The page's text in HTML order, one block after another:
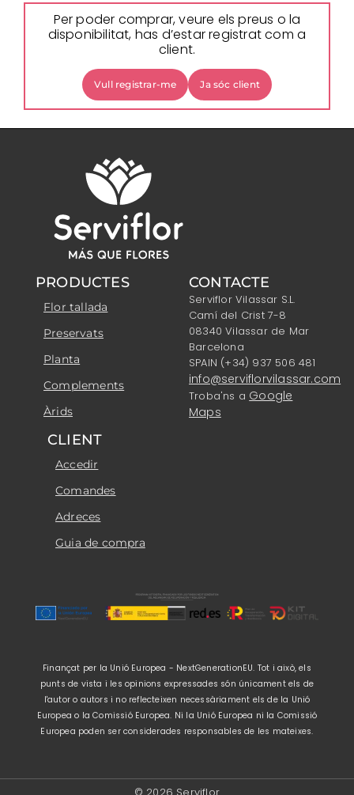
Per poder comprar, veure els preus o la
disponibilitat, has d’estar registrat com a
client.
Vull registrar-me Ja sóc client
PRODUCTES
Flor tallada
Preservats
Planta
Complements
Àrids
CONTACTE
Serviflor Vilassar S.L.
Camí del Crist 7-8
08340 Vilassar de Mar
Barcelona
SPAIN (+34) 937 506 481
info@serviflorvilassar.com
Troba'ns a Google
Maps
CLIENT
Accedir
Comandes
Adreces
Guia de compra
Finançat per la Unió Europea - NextGenerationEU. Tot i això, els
punts de vista i les opinions expressades són únicament els de
l'autor o autors i no reflecteixen necessàriament els de la Unió
Europea o la Comissió Europea. Ni la Unió Europea ni la Comissió
Europea poden ser considerades responsables de les mateixes.
© 2026 Serviflor